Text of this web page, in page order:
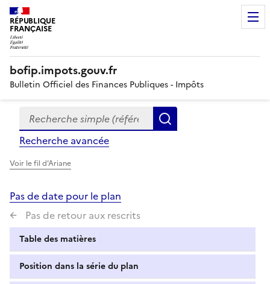
RÉPUBLIQUE
FRANÇAISE
bofip.impots.gouv.fr
Bulletin Officiel des Finances Publiques - Impôts
Formulaire
de
recherche
Recherche simple (références, mots clés, partie du
Recherche avancée
Voir le fil d'Ariane
Pas de date pour le plan
Pas de retour aux rescrits
Table des matières
Position dans la série du plan